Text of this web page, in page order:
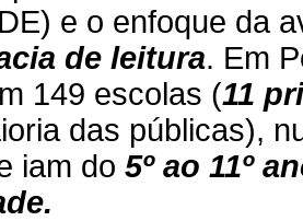
e o enfoque da
de leitura. Em
149 escolas (11
das públicas),
iam do 5º ao 11º